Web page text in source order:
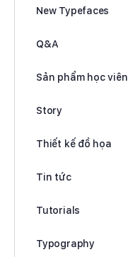
New Typefaces
Q&A
Sản phẩm học viên
Story
Thiết kế đồ họa
Tin tức
Tutorials
Typography